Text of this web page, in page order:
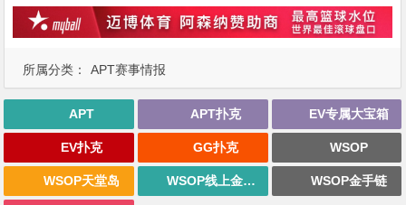
所属分类： APT赛事情报
APT APT扑克 EV专属大宝箱
EV扑克 GG扑克 WSOP
WSOP天堂岛 WSOP线上金手链 WSOP金手链